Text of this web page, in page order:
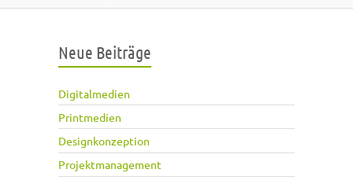
Neue Beiträge
Digitalmedien
Printmedien
Designkonzeption
Projektmanagement